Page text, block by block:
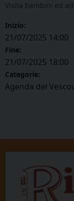
Visita bambini ed
Inizio:
21/07/2025 14:00
Fine:
21/07/2025 18:00
Categorie:
Agenda del